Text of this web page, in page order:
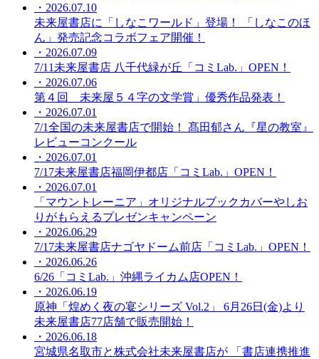
・2026.07.10
未来屋書店に「しなこワールド」登場！ 「しなこのほ
ん」発売記念コラボフェア開催！
・2026.07.09
7/11未来屋書店 八千代緑が丘「コミLab.」OPEN！
・2026.07.06
第４回 未来屋５４字の文学賞」優秀作品発表！
・2026.07.01
7/1全国の未来屋書店で開始！ 髙田郁さん『星の教室』
レビューコンクール
・2026.07.01
7/17未来屋書店福岡伊都店「コミLab.」OPEN！
・2026.07.01
「マウントレーニア」オリジナルブックカバーやしお
りがもらえるプレゼンキャンペーン
・2026.06.29
7/17未来屋書店ナゴヤドーム前店「コミLab.」OPEN！
・2026.06.26
6/26「コミLab.」沖縄ライカム店OPEN！
・2026.06.19
原神「煌めく夜の宴シリーズ Vol.2」 6月26日(金)より
未来屋書店77店舗で販売開始！
・2026.06.18
宮城県名取市と株式会社未来屋書店が 「書店連携推進